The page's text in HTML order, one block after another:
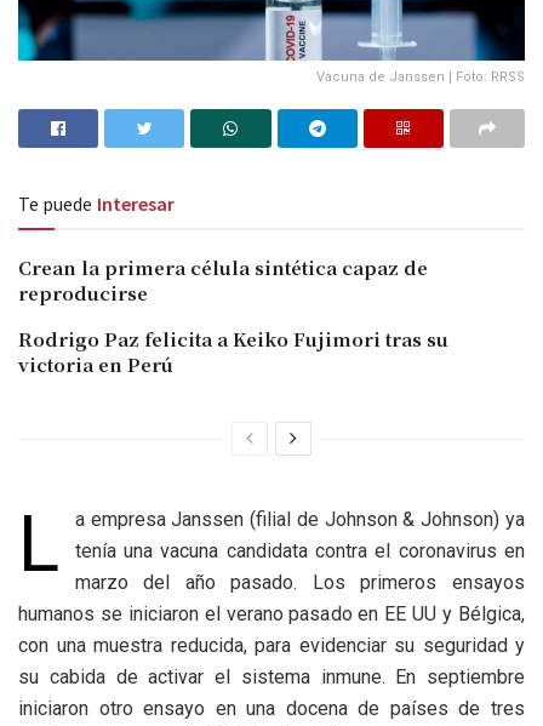
Vacuna de Janssen | Foto: RRSS
Te puede Interesar
Crean la primera célula sintética capaz de
reproducirse
Rodrigo Paz felicita a Keiko Fujimori tras su
victoria en Perú
L
a empresa Janssen (filial de Johnson & Johnson) ya
tenía una vacuna candidata contra el coronavirus en
marzo del año pasado. Los primeros ensayos
humanos se iniciaron el verano pasado en EE UU y Bélgica,
con una muestra reducida, para evidenciar su seguridad y
su cabida de activar el sistema inmune. En septiembre
iniciaron otro ensayo en una docena de países de tres